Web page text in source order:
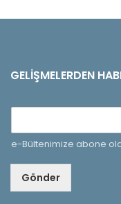
GELIŞMELERDEN
e-Bültenimize abone
Gönder